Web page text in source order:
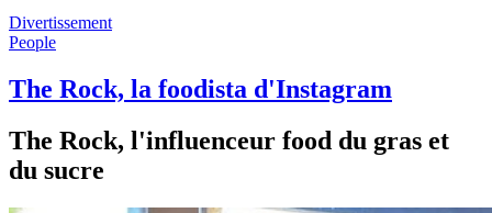
Divertissement
People
The Rock, la foodista d'Instagram
The Rock, l'influenceur food du gras et
du sucre